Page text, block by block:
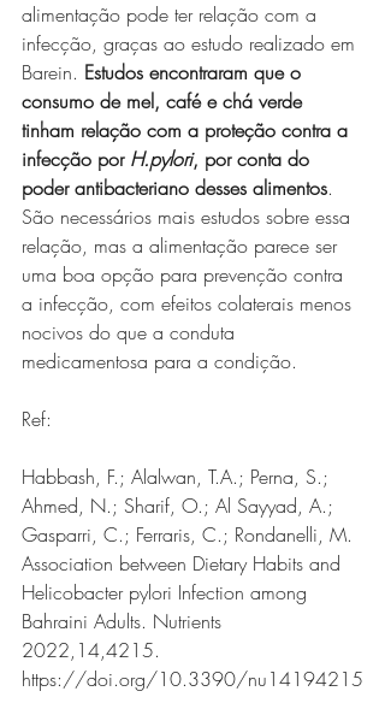
alimentação pode ter relação com a
infecção, graças ao estudo realizado em
Barein. Estudos encontraram que o
consumo de mel, café e chá verde
tinham relação com a proteção contra a
infecção por H.pylori, por conta do
poder antibacteriano desses alimentos.
São necessários mais estudos sobre essa
relação, mas a alimentação parece ser
uma boa opção para prevenção contra
a infecção, com efeitos colaterais menos
nocivos do que a conduta
medicamentosa para a condição.
Ref:
Habbash, F.; Alalwan, T.A.; Perna, S.;
Ahmed, N.; Sharif, O.; Al Sayyad, A.;
Gasparri, C.; Ferraris, C.; Rondanelli, M.
Association between Dietary Habits and
Helicobacter pylori Infection among
Bahraini Adults. Nutrients
2022,14,4215.
https://doi.org/10.3390/nu14194215